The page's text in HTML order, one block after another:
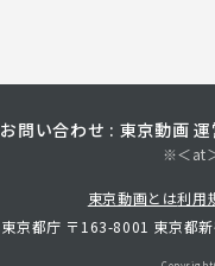
お問い合わせ : 東京動画 運
※＜at
東京動画とは利用
東京都庁 〒163-8001 東京都